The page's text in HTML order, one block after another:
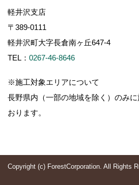
軽井沢支店
〒389-0111
軽井沢町大字長倉南ヶ丘647-4
TEL： 0267-46-8646
※施工対象エリアについて
長野県内（一部の地域を除く）のみ
おります。
Copyright (c) ForestCorporation. All Rights